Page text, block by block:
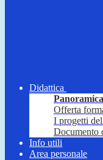
Didattica
Panoramica
Offerta
I progetti
Documento
Info utili
Area personale